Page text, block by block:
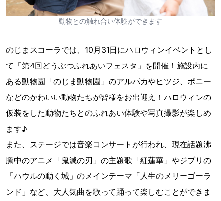
動物との触れ合い体験ができます
のじまスコーラでは、10月31日にハロウィンイベントとし
て「第4回どうぶつふれあいフェスタ」を開催！施設内に
ある動物園「のじま動物園」のアルパカやヒツジ、ポニー
などのかわいい動物たちが皆様をお出迎え！ハロウィンの
仮装をした動物たちとのふれあい体験や写真撮影が楽しめ
ます♪
また、ステージでは音楽コンサートが行われ、現在話題沸
騰中のアニメ「鬼滅の刃」の主題歌「紅蓮華」やジブリの
「ハウルの動く城」のメインテーマ「人生のメリーゴーラ
ンド」など、大人気曲を歌って踊って楽しむことができま